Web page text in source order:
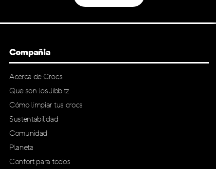
Compañia
Acerca de Crocs
Que son los Jibbitz
Cómo limpiar tus crocs
Sustentabilidad
Comunidad
Planeta
Confort para todos